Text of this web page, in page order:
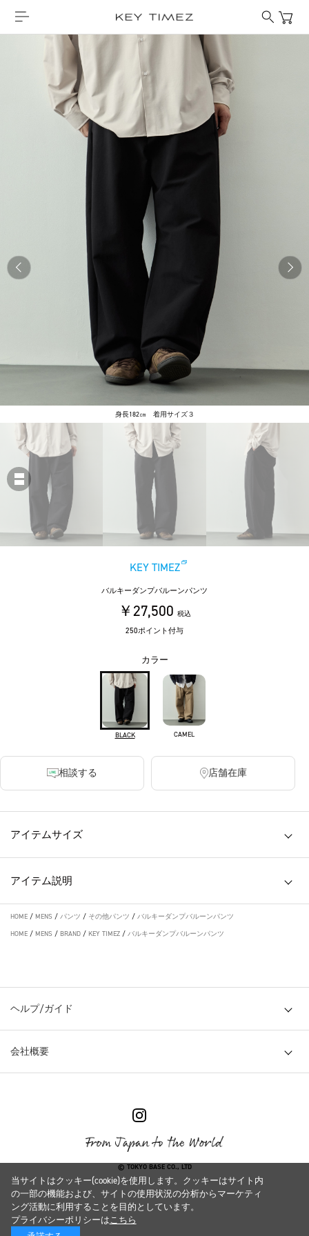
身長182㎝ 着用サイズ３
KEY TIMEZ
バルキーダンプバルーンパンツ
￥27,500 税込
250ポイント付与
カラー
BLACK CAMEL
相談する 店舗在庫
アイテムサイズ
アイテム説明
HOME / MENS / パンツ / その他パンツ / バルキーダンプバルーンパンツ
HOME / MENS / BRAND / KEY TIMEZ / バルキーダンプバルーンパンツ
ヘルプ/ガイド
会社概要
© TOKYO BASE CO., LTD
当サイトはクッキー(cookie)を使用します。クッキーはサイト内
の一部の機能および、サイトの使用状況の分析からマーケティ
ング活動に利用することを目的としています。
プライバシーポリシーはこちら